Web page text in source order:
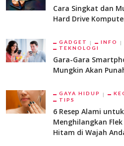
Cara Singkat dan
Hard Drive
GADGET
INFO
TEKNOLOGI
Gara-Gara
Mungkin Akan
GAYA HIDUP
TIPS
6 Resep Alami untuk
Menghilangkan
Hitam di Wajah